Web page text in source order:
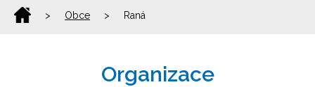
> Obce > Raná
Organizace